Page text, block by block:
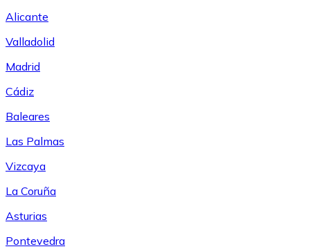
Alicante
Valladolid
Madrid
Cádiz
Baleares
Las Palmas
Vizcaya
La Coruña
Asturias
Pontevedra